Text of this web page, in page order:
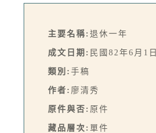
主要名稱: 退休一年
成文日期: 民國82年6月1日
類別: 手稿
作者: 廖清秀
原件與否: 原件
藏品層次: 單件